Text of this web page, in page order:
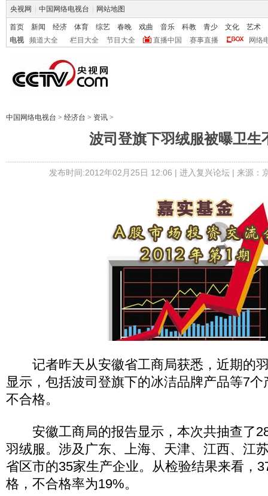
央视网 中国网络电视台 网站地图
首页 新闻 经济 体育 综艺 春晚 戏曲 音乐 科教 青少 文化
艺术
电视
频道大全 栏目大全 节目大全 直播中国 赛事直播 网络
中国网络电视台 > 经济台 > 资讯 >
波司登旗下羽绒服被曝卫生
发布时间:2012年02月25日 12:06 | 进入复兴论坛| 来源：
记者昨天从安徽省工商局获悉，近期的
显示，包括波司登旗下的冰洁品牌产品等7
不合格。
安徽工商局的报告显示，本次共抽查了
羽绒服。涉及广东、上海、天津、江西、江
省区市的35家生产企业。从检验结果来看，
格，不合格率为19%。